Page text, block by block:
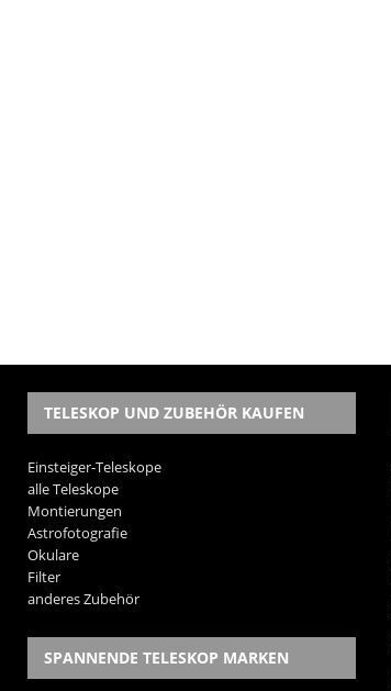
TELESKOP UND ZUBEHÖR KAUFEN
Einsteiger-Teleskope
alle Teleskope
Montierungen
Astrofotografie
Okulare
Filter
anderes Zubehör
SPANNENDE TELESKOP MARKEN